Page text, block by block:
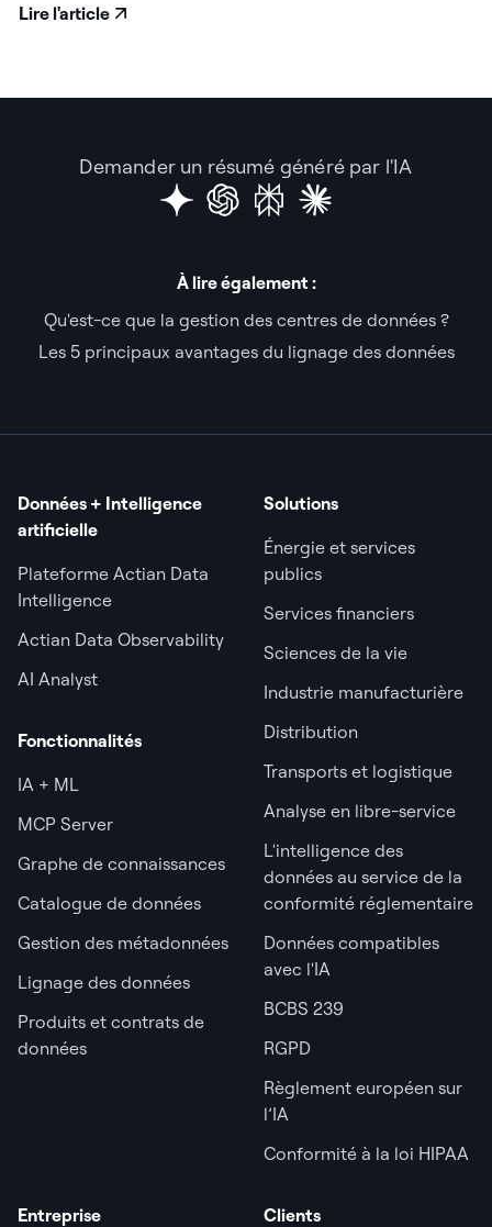
Lire l'article
Demander un résumé généré par l'IA
À lire également :
Qu'est-ce que la gestion des centres de données ?
Les 5 principaux avantages du lignage des données
Données + Intelligence
artificielle
Plateforme Actian Data
Intelligence
Actian Data Observability
AI Analyst
Fonctionnalités
IA + ML
MCP Server
Graphe de connaissances
Catalogue de données
Gestion des métadonnées
Lignage des données
Produits et contrats de
données
Solutions
Énergie et services
publics
Services financiers
Sciences de la vie
Industrie manufacturière
Distribution
Transports et logistique
Analyse en libre-service
L'intelligence des
données au service de la
conformité réglementaire
Données compatibles
avec l'IA
BCBS 239
RGPD
Règlement européen sur
l’IA
Conformité à la loi HIPAA
Entreprise
Clients